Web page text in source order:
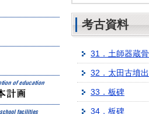
教育目標
教育大綱
教育振興基本計画
学校施設の長寿命化計
考古資料
31．土師器蔵
32．太田古墳
33．板碑
34．板碑